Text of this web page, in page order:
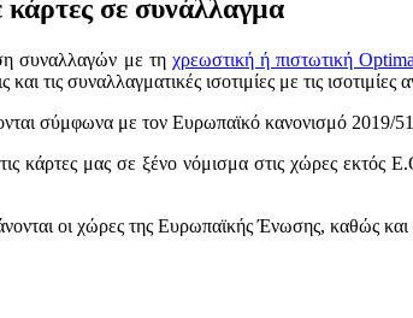
σε συνάλλαγμα
συναλλαγών με τη χρεωστική ή πιστωτική
και τις συναλλαγματικές ισοτιμίες με τις
σύμφωνα με τον Ευρωπαϊκό κανονισμό 2019/
κάρτες μας σε ξένο νόμισμα στις χώρες εκτός
οι χώρες της Ευρωπαϊκής Ένωσης, καθώς και